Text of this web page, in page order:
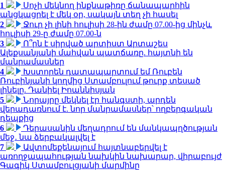
1
Սոչի մեկնող ինքնաթիռը ճանապարհին
անցկացրել է մեկ օր, սակայն տեղ չի հասել
2
Ջուր չի լինի հուլիսի 28-ին ժամը 07.00-ից մինչև
հուլիսի 29-ը ժամը 07.00-ն
3
Ո՞րն է սիրված արտիստ Արտաշես
Ալեքսանյանի մահվան պատճառը. հայտնի են
մանրամասներ
4
Խստորեն դատապարտում եմ Ռուբեն
Ռուբինյանի կողմից Ստամբուլում թուրք տեսած
լինելը. Դանիել Իոաննիսյան
5
Նորայրը մեկնել էր հանգստի, արդեն
վերադառնում է. նոր մանրամասներ՝ ողբերգական
դեպքից
6
Դերասանին մեղադրում են մանկապղծության
մեջ․ նա ձերբակալվել է
7
Ավտոմեքենայում հայտնաբերվել է
առողջապահության նախկին նախարար, վիրաբույժ
Գագիկ Ստամբուլցյանի մարմինը